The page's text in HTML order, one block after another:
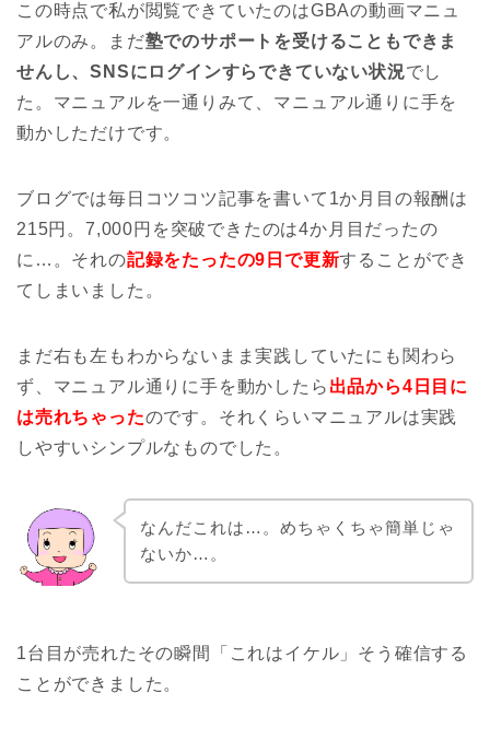
この時点で私が閲覧できていたのはGBAの動画マニュ
アルのみ。まだ塾でのサポートを受けることもできま
せんし、SNSにログインすらできていない状況でし
た。マニュアルを一通りみて、マニュアル通りに手を
動かしただけです。
ブログでは毎日コツコツ記事を書いて1か月目の報酬は
215円。7,000円を突破できたのは4か月目だったの
に…。それの記録をたったの9日で更新することができ
てしまいました。
まだ右も左もわからないまま実践していたにも関わら
ず、マニュアル通りに手を動かしたら 出品から4日目に
は売れちゃったのです。それくらいマニュアルは実践
しやすいシンプルなものでした。
なんだこれは…。めちゃくちゃ簡単じゃ
ないか…。
1台目が売れたその瞬間「これはイケル」そう確信する
ことができました。